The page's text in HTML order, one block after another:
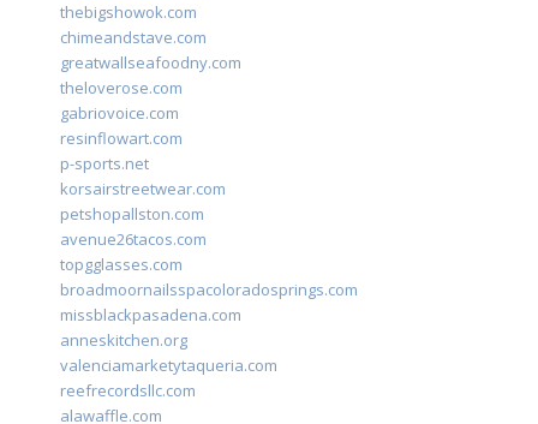
thebigshowok.com
chimeandstave.com
greatwallseafoodny.com
theloverose.com
gabriovoice.com
resinflowart.com
p-sports.net
korsairstreetwear.com
petshopallston.com
avenue26tacos.com
topgglasses.com
broadmoornailsspacoloradosprings.com
missblackpasadena.com
anneskitchen.org
valenciamarketytaqueria.com
reefrecordsllc.com
alawaffle.com